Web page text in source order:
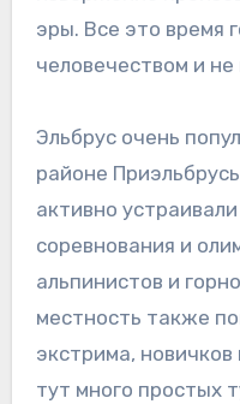
эры. Все это время
человечеством и
Эльбрус очень
районе
активно
соревнования и
альпинистов и
местность также
экстрима,
тут много простых